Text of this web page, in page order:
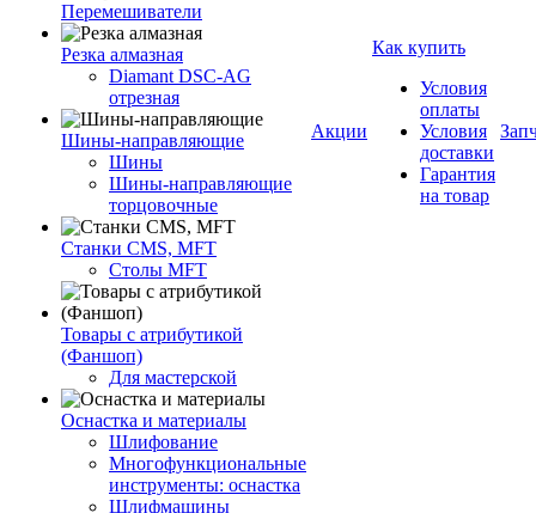
Перемешиватели
Резка алмазная
Diamant DSC-AG
отрезная
Шины-направляющие
Шины
Шины-направляющие
торцовочные
Станки CMS, MFT
Столы MFT
Товары с атрибутикой
(Фаншоп)
Для мастерской
Оснастка и материалы
Шлифование
Многофункциональные
инструменты: оснастка
Шлифмашины
Акции
Как купить
Условия
оплаты
Условия
доставки
Гарантия
на товар